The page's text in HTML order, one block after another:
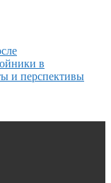
в
и перспективы